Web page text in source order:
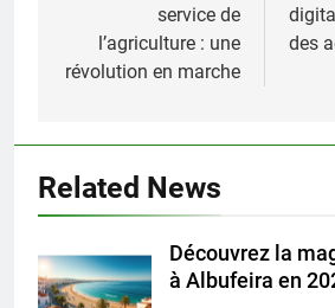
l’article
service de
l’agriculture : une
révolution en marche
des
Related News
Découvrez la
à Albufeira en